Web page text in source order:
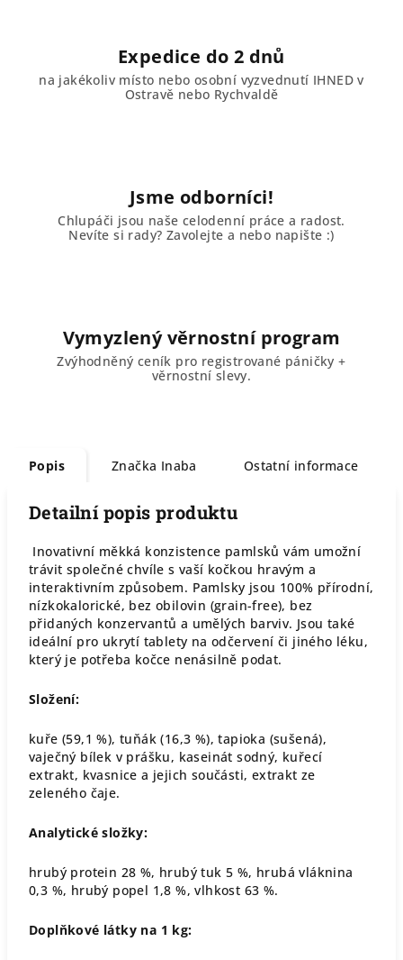
Expedice do 2 dnů
na jakékoliv místo nebo osobní vyzvednutí IHNED v
Ostravě nebo Rychvaldě
Jsme odborníci!
Chlupáči jsou naše celodenní práce a radost.
Nevíte si rady? Zavolejte a nebo napište :)
Vymyzlený věrnostní program
Zvýhodněný ceník pro registrované páničky +
věrnostní slevy.
Popis Značka Inaba Ostatní informace
Detailní popis produktu
Inovativní měkká konzistence pamlsků vám umožní
trávit společné chvíle s vaší kočkou hravým a
interaktivním způsobem. Pamlsky jsou 100% přírodní,
nízkokalorické, bez obilovin (grain-free), bez
přidaných konzervantů a umělých barviv. Jsou také
ideální pro ukrytí tablety na odčervení či jiného léku,
který je potřeba kočce nenásilně podat.
Složení:
kuře (59,1 %), tuňák (16,3 %), tapioka (sušená),
vaječný bílek v prášku, kaseinát sodný, kuřecí
extrakt, kvasnice a jejich součásti, extrakt ze
zeleného čaje.
Analytické složky:
hrubý protein 28 %, hrubý tuk 5 %, hrubá vláknina
0,3 %, hrubý popel 1,8 %, vlhkost 63 %.
Doplňkové látky na 1 kg: